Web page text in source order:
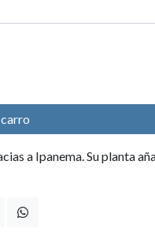
a Ipanema. Su planta